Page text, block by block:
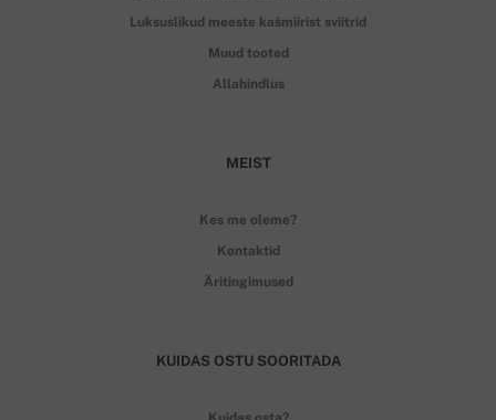
Luksuslikud meeste kašmiirist sviitrid
Muud tooted
Allahindlus
MEIST
Kes me oleme?
Kontaktid
Äritingimused
KUIDAS OSTU SOORITADA